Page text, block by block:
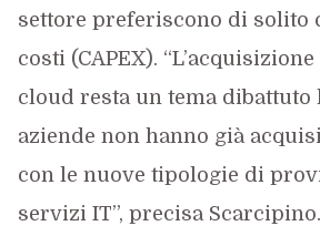
settore preferiscono di solito
costi (CAPEX).
cloud resta un tema dibattuto
aziende non hanno già
con le nuove tipologie di
servizi IT”, precisa